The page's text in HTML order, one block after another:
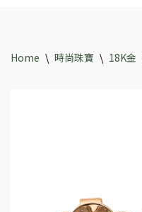
Home \ 時尚珠寶 \ 18K金